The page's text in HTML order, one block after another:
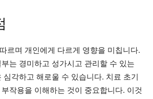
르며 개인에게 다르게 영향을 미칩니다.
는 경미하고 성가시고 관리할 수 있는
심각하고 해로울 수 있습니다. 치료 초기
작용을 이해하는 것이 중요합니다. 이것